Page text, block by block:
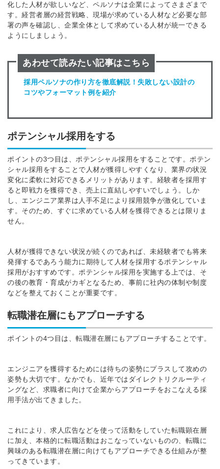
化した人材が欲しいなど、ペルソナは企業によってさまざまで
す。経営者層の経営戦略、現場が求めている人材など必要な部
署の声を確認し、企業全体として求めている人材が統一できる
ようにしましょう。
あわせて読みたい記事はこちら
採用ペルソナの作り方を徹底解説！失敗しない設計の
コツやフォーマット例を紹介
ポテンシャル採用をする
ポイントの3つ目は、ポテンシャル採用をすることです。ポテン
シャル採用をすることで人材が獲得しやすくなり、業界の状況
変化に柔軟に対応できるメリットがあります。 経験者を採用す
ると即戦力を獲得でき、売上に直結しやすいでしょう。しか
し、エンジニア業界は人手不足により採用競争が激化していま
す。そのため、すぐに求めている人材を獲得できるとは限りま
せん。
人材が獲得できない状況が続くのであれば、未経験者でも将来
発揮するであろう能力に期待して人材を採用するポテンシャル
採用がおすすめです。 ポテンシャル採用を実施する上では、そ
の後の教育・育成がカギとなるため、事前に社内の体制や制度
などを整えておくことが重要です。
転職潜在層にもアプローチする
ポイントの4つ目は、転職潜在層にもアプローチすることです。
エンジニアを獲得するためには待ちの姿勢にプラスして攻めの
姿勢も大切です。なかでも、近年ではダイレクトリクルーティ
ングなど、求職者に向けて企業からアプローチをおこなえる採
用手法が出てきました。
これにより、求人広告などを使って活動をしていた転職顕在層
に加え、本格的に転職活動はおこなっていないものの、転職に
興味のある転職潜在層に向けてもアプローチできる仕組みが整
ってきています。